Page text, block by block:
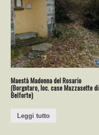
Maestà Madonna del Rosario
(Borgotaro, loc. case Mazzasette di
Belforte)
Leggi tutto